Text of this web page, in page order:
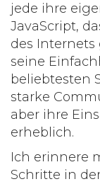
jede ihre
JavaScript,
des
seine
beliebtesten
starke
aber ihre
erheblich.
Ich erinnere
Schritte in